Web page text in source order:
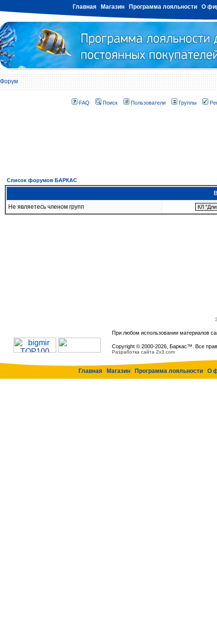
Главная Магазин Программа лояльности О
Форум
FAQ Поиск Пользователи Группы
Список форумов БАРКАС
Не являетесь членом групп
При любом использовании материалов
Copyright © 2000-2026, Баркас™. Все
Разработка сайта 2x3.com
Главная Магазин Программа лояльности О